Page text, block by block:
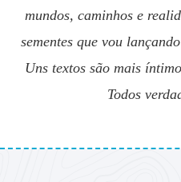
mundos, caminhos e
sementes que vou
Uns textos são mais
Todos